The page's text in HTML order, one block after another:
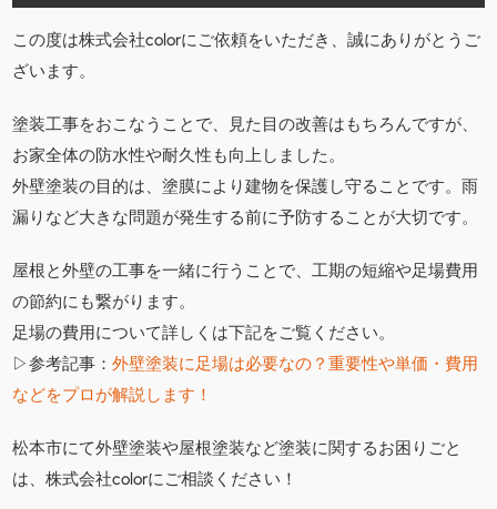
この度は株式会社colorにご依頼をいただき、誠にありがとうご
ざいます。
塗装工事をおこなうことで、見た目の改善はもちろんですが、
お家全体の防水性や耐久性も向上しました。
外壁塗装の目的は、塗膜により建物を保護し守ることです。雨
漏りなど大きな問題が発生する前に予防することが大切です。
屋根と外壁の工事を一緒に行うことで、工期の短縮や足場費用
の節約にも繋がります。
足場の費用について詳しくは下記をご覧ください。
▷参考記事：外壁塗装に足場は必要なの？重要性や単価・費用
などをプロが解説します！
松本市にて外壁塗装や屋根塗装など塗装に関するお困りごと
は、株式会社colorにご相談ください！